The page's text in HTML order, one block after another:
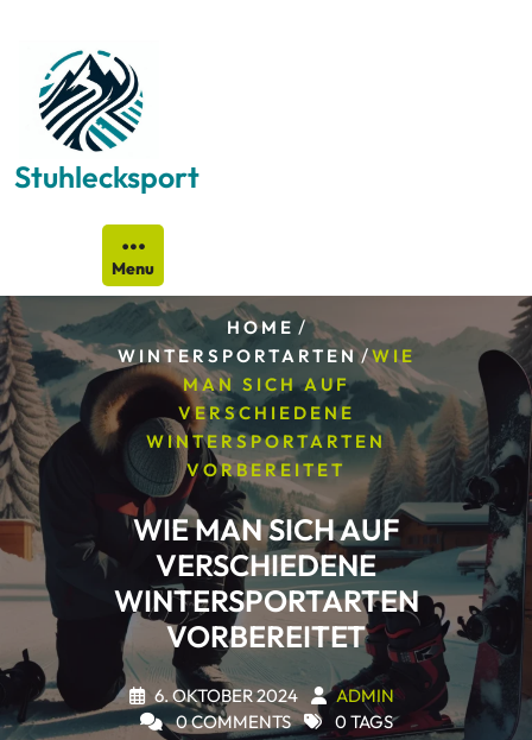
content
Stuhlecksport
Menu
HOME /
WINTERSPORTARTEN/WIE
MAN SICH AUF
VERSCHIEDENE
WINTERSPORTARTEN
VORBEREITET
WIE MAN SICH AUF
VERSCHIEDENE
WINTERSPORTARTEN
VORBEREITET
6. OKTOBER 2024
ADMIN
0 COMMENTS
0 TAGS